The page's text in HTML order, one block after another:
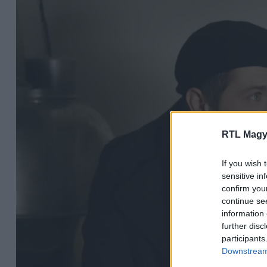
RTL
If you wish
sensitive
confirm
continue
information
further